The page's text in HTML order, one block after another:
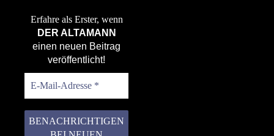
Erfahre als Erster, wenn
DER ALTAMANN
einen neuen Beitrag
veröffentlicht!